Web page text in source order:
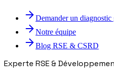
Demander un diagnostic
Notre équipe
Blog RSE & CSRD
Experte RSE &